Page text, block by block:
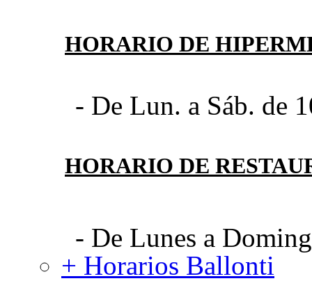
HORARIO DE
- De Lun. a Sáb. de
HORARIO DE
- De Lunes a
+ Horarios Ballonti